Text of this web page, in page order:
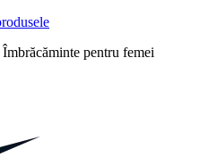
Îmbrăcăminte pentru femei